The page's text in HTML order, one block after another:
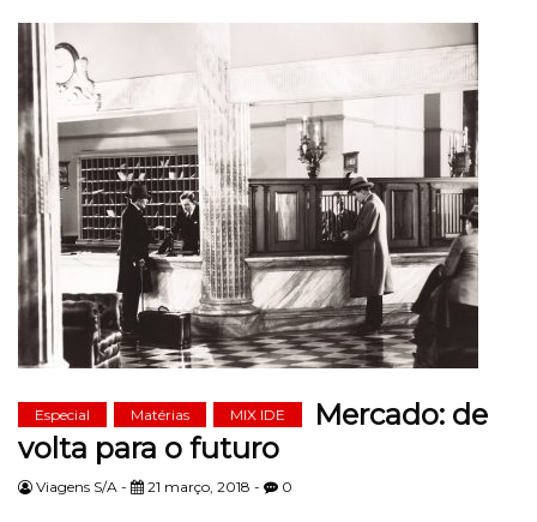
Especial Matérias MIX IDE
Mercado: de
volta para o futuro
Viagens S/A - 21 março, 2018 - 0